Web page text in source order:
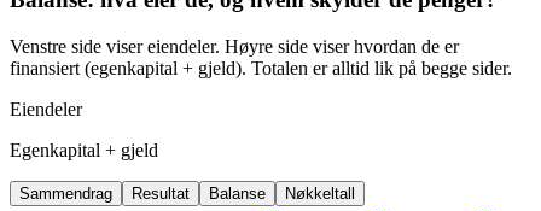
Venstre side viser eiendeler. Høyre side viser hvordan de er
finansiert (egenkapital + gjeld). Totalen er alltid lik på begge sider.
Eiendeler
Egenkapital + gjeld
Sammendrag Resultat Balanse Nøkkeltall